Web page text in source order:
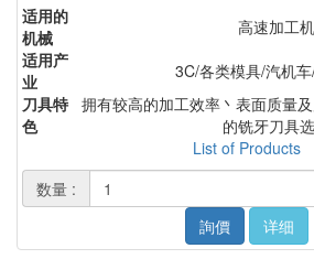
适用的
机械
高速加工机
适用产
业
3C/各类模具/汽机
刀具特
色
拥有较高的加工效率丶表面质量
的铣牙刀具
List of Products
数量 :
詢價
详细